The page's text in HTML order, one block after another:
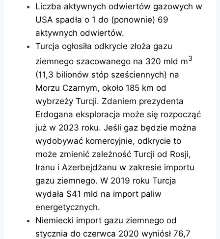
Liczba aktywnych odwiertów gazowych w
USA spadła o 1 do (ponownie) 69
aktywnych odwiertów.
Turcja ogłosiła odkrycie złoża gazu
ziemnego szacowanego na 320 mld m3
(11,3 bilionów stóp sześciennych) na
Morzu Czarnym, około 185 km od
wybrzeży Turcji. Zdaniem prezydenta
Erdogana eksploracja może się rozpocząć
już w 2023 roku. Jeśli gaz będzie można
wydobywać komercyjnie, odkrycie to
może zmienić zależność Turcji od Rosji,
Iranu i Azerbejdżanu w zakresie importu
gazu ziemnego. W 2019 roku Turcja
wydała $41 mld na import paliw
energetycznych.
Niemiecki import gazu ziemnego od
stycznia do czerwca 2020 wyniósł 76,7